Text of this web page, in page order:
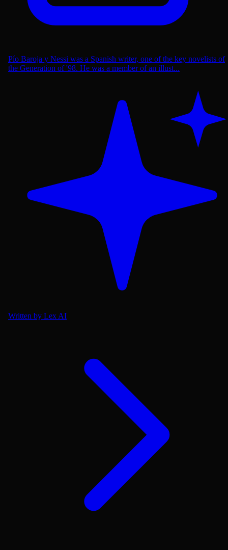
Pío Baroja y Nessi was a Spanish writer, one of the key novelists of
the Generation of '98. He was a member of an illust...
Written by Lex AI